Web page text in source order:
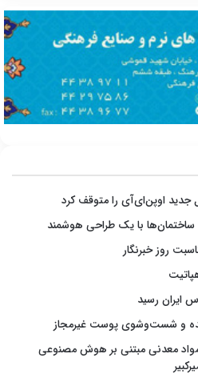
جدید اوپن‌ای‌آی را متوقف کرد
روز خبرنگار
رسید
و شست‌وشوی پوست غیرمجاز
معدنی مبتنی بر هوش مصنوعی